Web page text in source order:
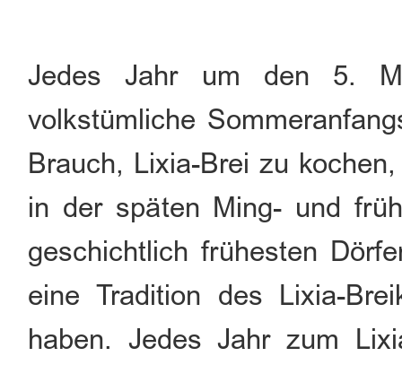
Jedes Jahr um den 5.
volkstümliche
Brauch, Lixia-Brei zu
in der späten Ming- und
geschichtlich frühesten
eine Tradition des Lixia-
haben. Jedes Jahr zum